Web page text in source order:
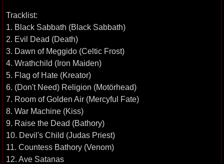
Tracklist:
1. Black Sabbath (Black Sabbath)
2. Evil Dead (Death)
3. Dawn of Meggido (Celtic Frost)
4. Wrathchild (Iron Maiden)
5. Flag of Hate (Kreator)
6. (Don't Need) Religion (Motörhead)
7. Room of Golden Air (Mercyful Fate)
8. War Machine (Kiss)
9. Raise the Dead (Bathory)
10. Devil's Child (Judas Priest)
11. Countess Bathory (Venom)
12. Ave Satanas